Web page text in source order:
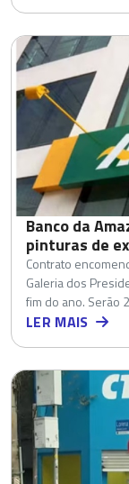
Banco da
pinturas de
Contrato
Galeria dos
fim do ano. Serão
LER MAIS